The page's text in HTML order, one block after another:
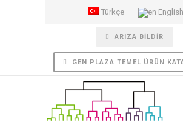
Türkçe English
ARIZA BILDIR
GEN PLAZA TEMEL ÜRÜN